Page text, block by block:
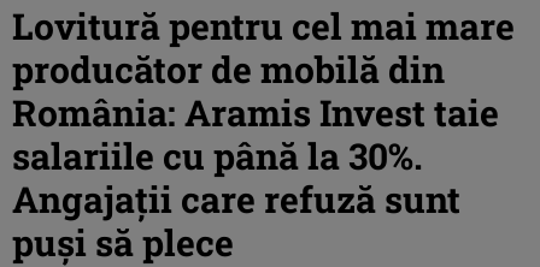
Lovitură pentru cel mai mare
producător de mobilă din
România: Aramis Invest taie
salariile cu până la 30%.
Angajații care refuză sunt
puși să plece